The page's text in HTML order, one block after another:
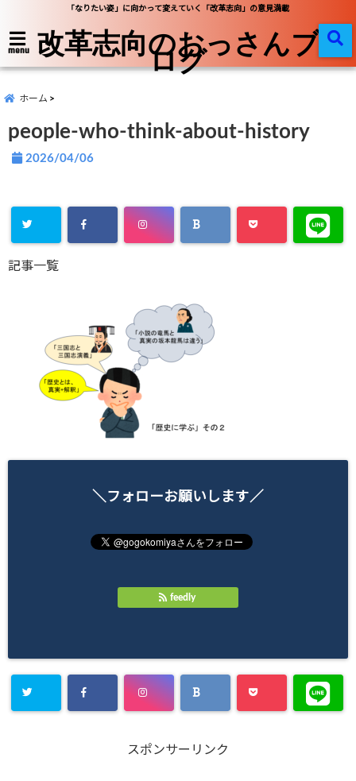
「なりたい姿」に向かって変えていく「改革志向」の意見満載
menu 改革志向のおっさんブ
ログ
ホーム
people-who-think-about-history
2026/04/06
記事一覧
＼フォローお願いします／
feedly
スポンサーリンク